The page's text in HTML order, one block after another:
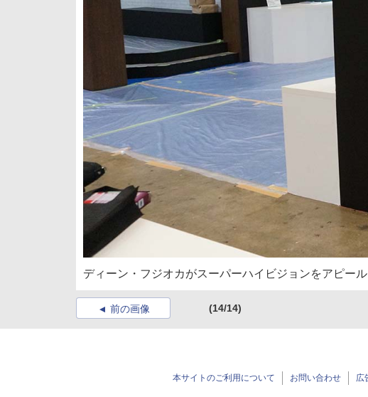
ディーン・フジオカがスーパーハイビジョンをアピール
前の画像 (14/14)
本サイトのご利用について お問い合わせ 広